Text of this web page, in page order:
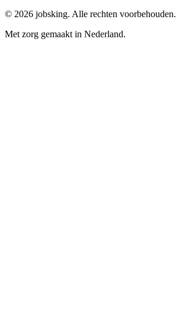
© 2026 jobsking. Alle rechten voorbehouden.
Met zorg gemaakt in Nederland.